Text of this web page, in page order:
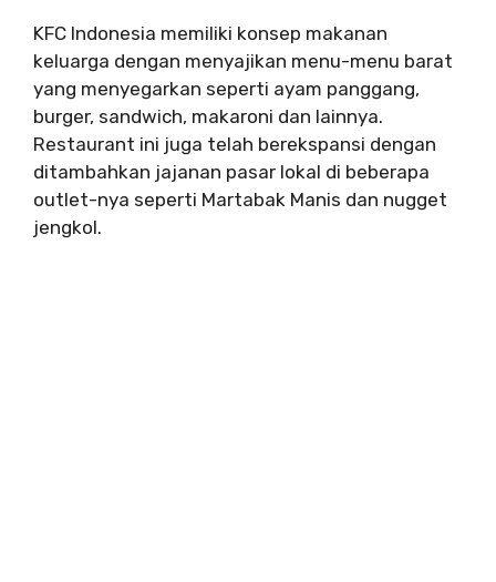
KFC Indonesia memiliki konsep makanan
keluarga dengan menyajikan menu-menu barat
yang menyegarkan seperti ayam panggang,
burger, sandwich, makaroni dan lainnya.
Restaurant ini juga telah berekspansi dengan
ditambahkan jajanan pasar lokal di beberapa
outlet-nya seperti Martabak Manis dan nugget
jengkol.